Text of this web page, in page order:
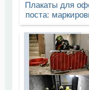
Плакаты для
поста: